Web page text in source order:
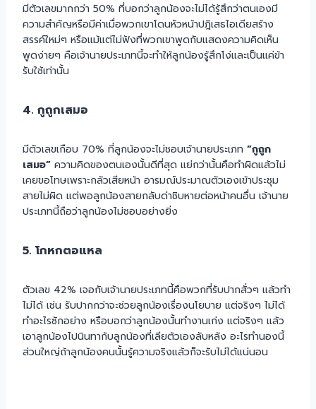
มีตัวเลขมากกว่า 50% ที่บอกว่าลูกน้องจะไม่ได้รู้สึกว่าตนเองมี
ความสำคัญหรือมีค่าเมื่อพวกเขาโดนหัวหน้าปฎิเสธไอเดียสร้าง
สรรค์ใหม่ๆ หรือแม้แต่ไม่ฟังที่พวกเขาพูดกับแสดงความคิดเห็น
พูดง่ายๆ คือเจ้านายประเภทนี้จะทำให้ลูกน้องรู้สึกโง่และเป็นแค่ข้า
รับใช้เท่านั้น
4. กูถูกเสมอ
มีตัวเลขเกือบ 70% ที่ลูกน้องจะไม่ชอบเจ้านายประเภท “กูถูก
เสมอ” ความคิดของตนเองนั้นดีที่สุด แย่กว่านั้นคือทำผิดแล้วไม่
เคยขอโทษเพราะกลัวเสียหน้า อารมณ์ประมาณตัวเองเข้าประชุม
สายไม่ผิด แต่พอลูกน้องสายกลับด่าชิบหายต่อหน้าคนอื่น เจ้านาย
ประเภทนี้ถือว่าลูกน้องไม่ชอบอย่างยิ่ง
5. โกหกตอแหล
ตัวเลข 42% เจอกับเจ้านายประเภทนี้คือพวกที่รับปากสั่วๆ แล้วทำ
ไม่ได้ เช่น รับปากกว่าจะช่วยลูกน้องเรื่องนโยบาย แต่จริงๆ ไม่ได้
ทำอะไรซักอย่าง หรือบอกว่าลูกน้องนั้นทำงานเก่ง แต่จริงๆ แล้ว
เอาลูกน้องไปนินทากับลูกน้องที่เลียตัวเองลับหลัง อะไรทำนองนี้
ส่วนใหญ่ถ้าลูกน้องคนนั้นรู้ความจริงแล้วก็จะรับไม่ได้แน่นอน